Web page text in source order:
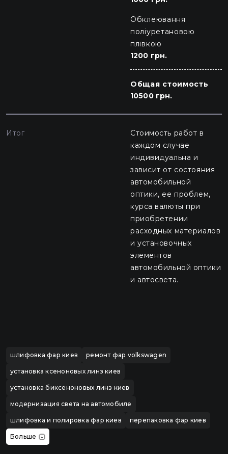
Обклеювання
поліуретановою
плівкою
1200 грн.
Общая стоимость
10500 грн.
Итог
Стоимость работ в
каждом случае
индивидуальна и
зависит от состояния
автомобильной
оптики, ее проблем,
курса валюты при
приобретении
расходных материалов
и установочных
элементов
автомобильной оптики
и автосвета.
шлифовка фар киев ремонт фар volkswagen
установка ксеноновых линз киев
установка биксеноновых линз киев
модернизация света на автомобиле
шлифовка и полировка фар киев перепаковка фар киев
Больше